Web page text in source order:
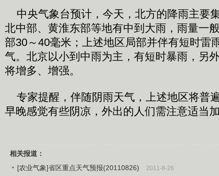
中央气象台预计，今天，北方的降雨主要
北中部、黄淮东部等地有中到大雨，雨量一
部30～40毫米；上述地区局部并伴有短时雷
气。北京以小到中雨为主，有短时暴雨，另
将增多、增强。
专家提醒，伴随阴雨天气，上述地区将普
早晚感觉有些阴凉，外出的人们需注意适当
相关报道：
[农业气象]省区重点天气预报(20110826)
2011-8-26